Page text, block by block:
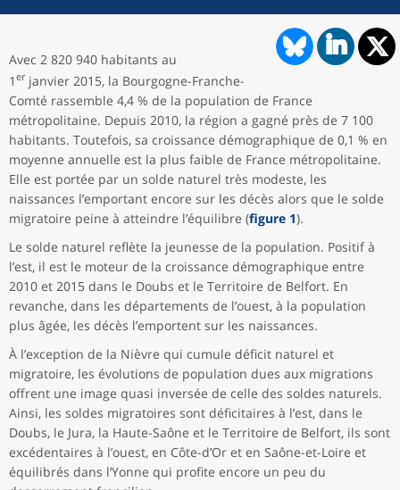
Avec 2 820 940 habitants au
1 erjanvier 2015, la Bourgogne-Franche-
Comté rassemble 4,4 % de la population de France
métropolitaine. Depuis 2010, la région a gagné près de 7 100
habitants. Toutefois, sa croissance démographique de 0,1 % en
moyenne annuelle est la plus faible de France métropolitaine.
Elle est portée par un solde naturel très modeste, les
naissances l’emportant encore sur les décès alors que le solde
migratoire peine à atteindre l’équilibre (figure 1).
Le solde naturel reflète la jeunesse de la population. Positif à
l’est, il est le moteur de la croissance démographique entre
2010 et 2015 dans le Doubs et le Territoire de Belfort. En
revanche, dans les départements de l’ouest, à la population
plus âgée, les décès l’emportent sur les naissances.
À l’exception de la Nièvre qui cumule déficit naturel et
migratoire, les évolutions de population dues aux migrations
offrent une image quasi inversée de celle des soldes naturels.
Ainsi, les soldes migratoires sont déficitaires à l’est, dans le
Doubs, le Jura, la Haute-Saône et le Territoire de Belfort, ils sont
excédentaires à l’ouest, en Côte-d’Or et en Saône-et-Loire et
équilibrés dans l’Yonne qui profite encore un peu du